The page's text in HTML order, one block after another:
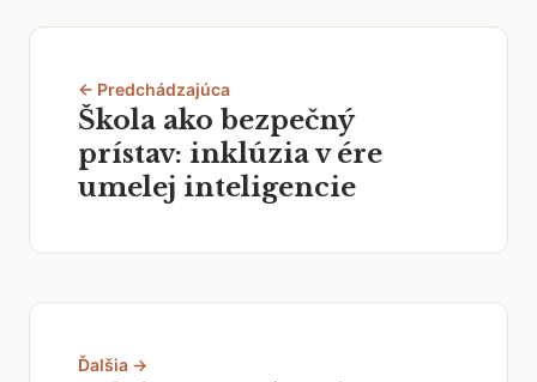
← Predchádzajúca
Škola ako bezpečný
prístav: inklúzia v ére
umelej inteligencie
Ďalšia →